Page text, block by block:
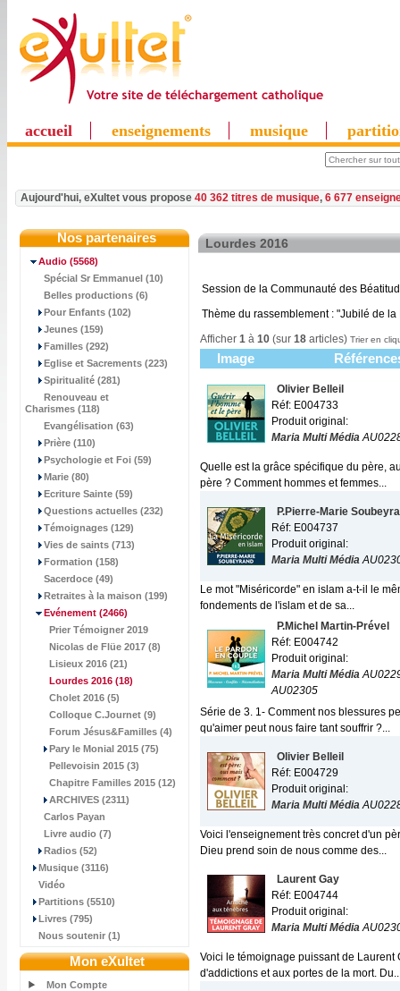
accueil enseignements musique
Aujourd'hui, eXultet vous propose 40 362 titres de musique, 6 677
Nos partenaires
Audio (5568)
Spécial Sr Emmanuel (10)
Belles productions (6)
Pour Enfants (102)
Jeunes (159)
Familles (292)
Eglise et Sacrements (223)
Spiritualité (281)
Renouveau et
Charismes (118)
Evangélisation (63)
Prière (110)
Psychologie et Foi (59)
Marie (80)
Ecriture Sainte (59)
Questions actuelles (232)
Témoignages (129)
Vies de saints (713)
Formation (158)
Sacerdoce (49)
Retraites à la maison (199)
Evénement (2466)
Prier Témoigner 2019
Nicolas de Flüe 2017 (8)
Lisieux 2016 (21)
Lourdes 2016 (18)
Cholet 2016 (5)
Colloque C.Journet (9)
Forum Jésus&Familles (4)
Pary le Monial 2015 (75)
Pellevoisin 2015 (3)
Chapitre Familles 2015 (12)
ARCHIVES (2311)
Carlos Payan
Livre audio (7)
Radios (52)
Musique (3116)
Vidéo
Partitions (5510)
Livres (795)
Nous soutenir (1)
Mon eXultet
Mon Compte
Lourdes 2016
Session de la Communauté des
Thème du rassemblement : "Jubilé de la
Afficher 1 à 10 (sur 18 articles) Trier en
Image
Olivier Belleil
Réf: E004733
Produit original:
Maria Multi Média
Quelle est la grâce spécifique du père,
père ? Comment hommes et femmes...
P.Pierre-Marie
Réf: E004737
Produit original:
Maria Multi Média
Le mot "Miséricorde" en islam a-t-il le
fondements de l'islam et de sa...
P.Michel Martin-Prével
Réf: E004742
Produit original:
Maria Multi Média
AU02305
Série de 3. 1- Comment nos blessures
qu'aimer peut nous faire tant souffrir ?...
Olivier Belleil
Réf: E004729
Produit original:
Maria Multi Média
Voici l'enseignement très concret d'un
Dieu prend soin de nous comme des...
Laurent Gay
Réf: E004744
Produit original:
Maria Multi Média
Voici le témoignage puissant de
d'addictions et aux portes de la mort.